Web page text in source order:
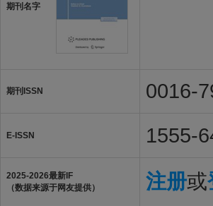
期刊名字
期刊ISSN 0016-
E-ISSN 1555-
2025-2026最新IF
（数据来源于网友提供）
注册或